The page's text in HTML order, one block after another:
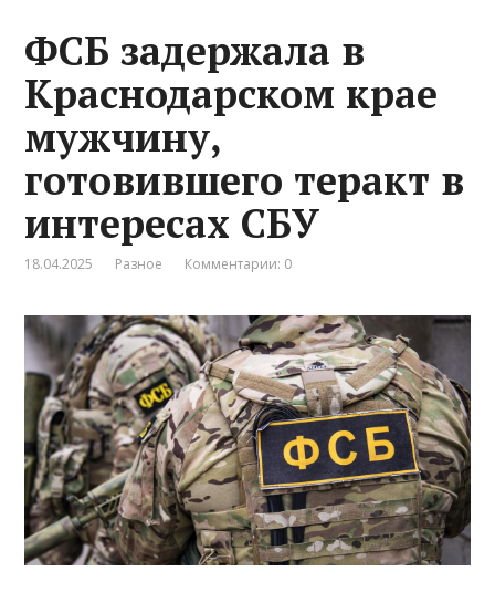
ФСБ задержала в
Краснодарском крае
мужчину,
готовившего теракт в
интересах СБУ
18.04.2025 Разное Комментарии: 0